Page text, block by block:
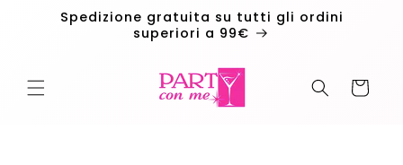
direttamenteSpedizione gratuita su tutti gli ordini
superiori a 99€
Carrello